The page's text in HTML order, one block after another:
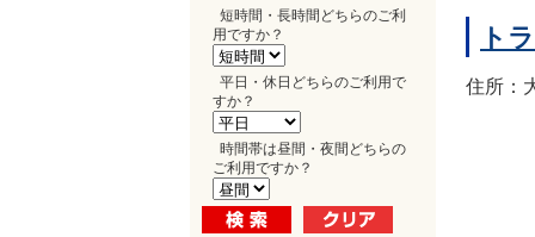
短時間・長時間どちらのご利
用ですか？
平日・休日どちらのご利用で
すか？
時間帯は昼間・夜間どちらの
ご利用ですか？
ト
住所：